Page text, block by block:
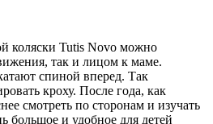
коляски Tutis Novo можно
так и лицом к маме.
спиной вперед. Так
кроху. После года, как
смотреть по сторонам и изучать
большое и удобное для детей